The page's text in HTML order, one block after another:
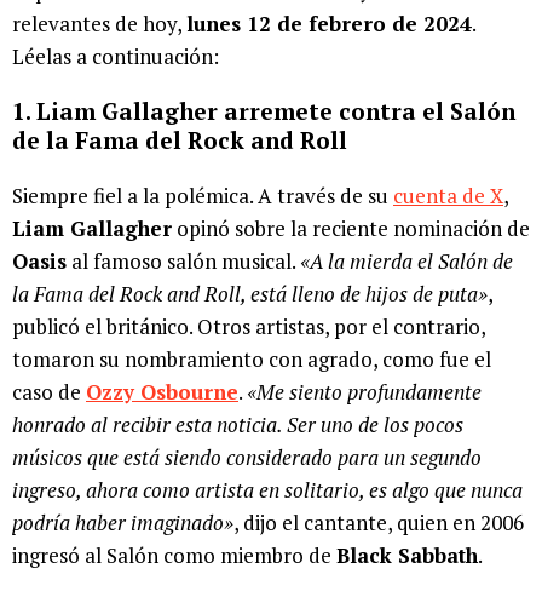
relevantes de hoy,lunes 12 de febrero de 2024.
Léelas a continuación:
1. Liam Gallagher arremete contra el Salón
de la Fama del Rock and Roll
Siempre fiel a la polémica. A través de su cuenta de X,
Liam Gallagher opinó sobre la reciente nominación de
Oasis al famoso salón musical. «A la mierda el Salón de
la Fama del Rock and Roll, está lleno de hijos de puta»,
publicó el británico. Otros artistas, por el contrario,
tomaron su nombramiento con agrado, como fue el
caso de Ozzy Osbourne. «Me siento profundamente
honrado al recibir esta noticia. Ser uno de los pocos
músicos que está siendo considerado para un segundo
ingreso, ahora como artista en solitario, es algo que nunca
podría haber imaginado», dijo el cantante, quien en 2006
ingresó al Salón como miembro de Black Sabbath.